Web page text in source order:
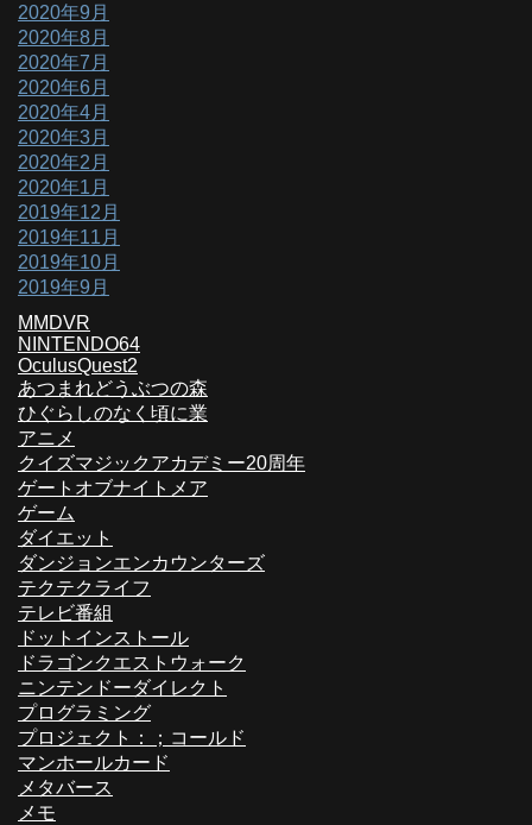
2020年9月
2020年8月
2020年7月
2020年6月
2020年4月
2020年3月
2020年2月
2020年1月
2019年12月
2019年11月
2019年10月
2019年9月
MMDVR
NINTENDO64
OculusQuest2
あつまれどうぶつの森
ひぐらしのなく頃に業
アニメ
クイズマジックアカデミー20周年
ゲートオブナイトメア
ゲーム
ダイエット
ダンジョンエンカウンターズ
テクテクライフ
テレビ番組
ドットインストール
ドラゴンクエストウォーク
ニンテンドーダイレクト
プログラミング
プロジェクト：；コールド
マンホールカード
メタバース
メモ